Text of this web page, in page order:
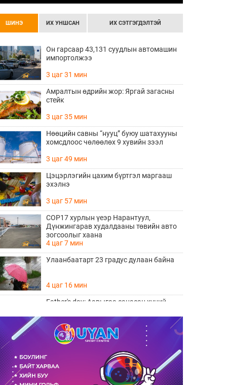
ШИНЭ ИХ УНШСАН ИХ СЭТГЭГДЭЛТЭЙ
Он гарсаар 43,131 суудлын автомашин
импортолжээ
3 цаг 31 мин
Амралтын өдрийн жор: Яргай загасны
стейк
3 цаг 35 мин
Нөөцийн савны “нууц” буюу шатахууны
хомсдлоос чөлөөлөх 9 хувийн зээл
3 цаг 49 мин
Цэцэрлэгийн цахим бүртгэл маргааш
эхэлнэ
3 цаг 57 мин
COP17 хурлын үеэр Нарантуул,
Дүнжингарав худалдааны төвийн авто
зогсоолыг хаана
4 цаг 7 мин
Улаанбаатарт 23 градус дулаан байна
4 цаг 16 мин
Father's day: Аавыгаа санасан хүний
Өчигдөр 11 цаг 15 мин
Өнөөдөр тоглолтоо хийх гэж байгаа THE
HU хамтлагийн алдартай 10 дуу
Өчигдөр 10 цаг 20 мин